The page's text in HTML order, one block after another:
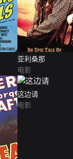
亚利桑那
电影
这边请
电影